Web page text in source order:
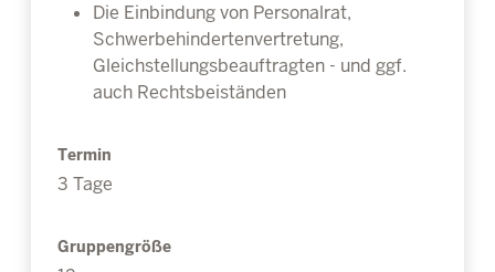
Die Einbindung von Personalrat,
Schwerbehindertenvertretung,
Gleichstellungsbeauftragten - und ggf.
auch Rechtsbeiständen
Termin
3 Tage
Gruppengröße